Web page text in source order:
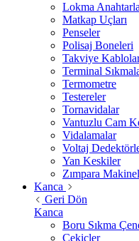
Lokma
Matkap Uçları
Penseler
Polisaj Boneleri
Takviye
Terminal
Termometre
Testereler
Tornavidalar
Vantuzlu Cam
Vidalamalar
Voltaj
Yan Keskiler
Zımpara
Kanca
Geri Dön
Kanca
Boru Sıkma
Çekiçler